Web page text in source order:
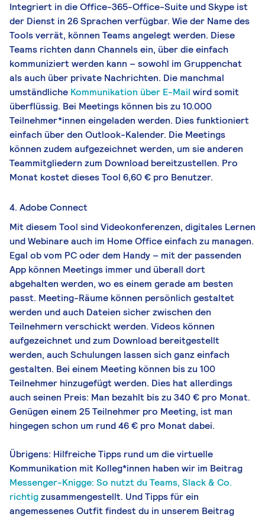
Integriert in die Office-365-Office-Suite und Skype ist
der Dienst in 26 Sprachen verfügbar. Wie der Name des
Tools verrät, können Teams angelegt werden. Diese
Teams richten dann Channels ein, über die einfach
kommuniziert werden kann – sowohl im Gruppenchat
als auch über private Nachrichten. Die manchmal
umständliche Kommunikation über E-Mail wird somit
überflüssig. Bei Meetings können bis zu 10.000
Teilnehmer*innen eingeladen werden. Dies funktioniert
einfach über den Outlook-Kalender. Die Meetings
können zudem aufgezeichnet werden, um sie anderen
Teammitgliedern zum Download bereitzustellen. Pro
Monat kostet dieses Tool 6,60 € pro Benutzer.
4. Adobe Connect
Mit diesem Tool sind Videokonferenzen, digitales Lernen
und Webinare auch im Home Office einfach zu managen.
Egal ob vom PC oder dem Handy – mit der passenden
App können Meetings immer und überall dort
abgehalten werden, wo es einem gerade am besten
passt. Meeting-Räume können persönlich gestaltet
werden und auch Dateien sicher zwischen den
Teilnehmern verschickt werden. Videos können
aufgezeichnet und zum Download bereitgestellt
werden, auch Schulungen lassen sich ganz einfach
gestalten. Bei einem Meeting können bis zu 100
Teilnehmer hinzugefügt werden. Dies hat allerdings
auch seinen Preis: Man bezahlt bis zu 340 € pro Monat.
Genügen einem 25 Teilnehmer pro Meeting, ist man
hingegen schon um rund 46 € pro Monat dabei.
Übrigens: Hilfreiche Tipps rund um die virtuelle
Kommunikation mit Kolleg*innen haben wir im Beitrag
Messenger-Knigge: So nutzt du Teams, Slack & Co.
richtigzusammengestellt. Und Tipps für ein
angemessenes Outfit findest du in unserem Beitrag